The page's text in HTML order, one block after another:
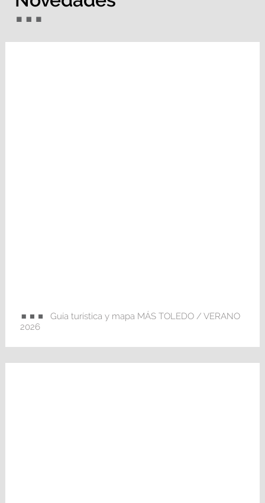
Guía turística y mapa MÁS TOLEDO / VERANO
2026